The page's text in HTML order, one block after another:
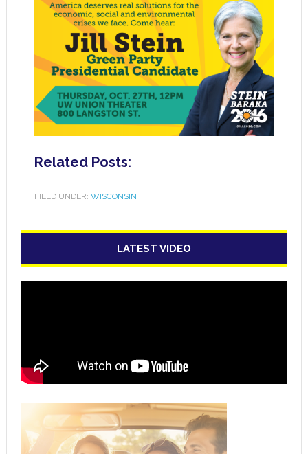
Related Posts:
FILED UNDER: WISCONSIN
LATEST VIDEO